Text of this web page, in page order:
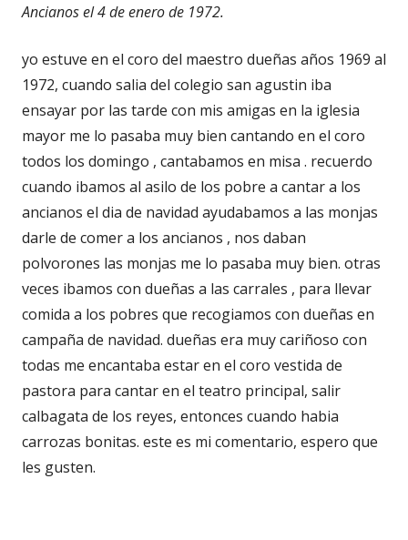
Ancianos el 4 de enero de 1972.
yo estuve en el coro del maestro dueñas años 1969 al
1972, cuando salia del colegio san agustin iba
ensayar por las tarde con mis amigas en la iglesia
mayor me lo pasaba muy bien cantando en el coro
todos los domingo , cantabamos en misa . recuerdo
cuando ibamos al asilo de los pobre a cantar a los
ancianos el dia de navidad ayudabamos a las monjas
darle de comer a los ancianos , nos daban
polvorones las monjas me lo pasaba muy bien. otras
veces ibamos con dueñas a las carrales , para llevar
comida a los pobres que recogiamos con dueñas en
campaña de navidad. dueñas era muy cariñoso con
todas me encantaba estar en el coro vestida de
pastora para cantar en el teatro principal, salir
calbagata de los reyes, entonces cuando habia
carrozas bonitas. este es mi comentario, espero que
les gusten.